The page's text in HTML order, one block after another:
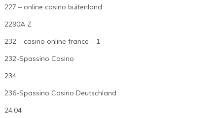
227 – online casino buitenland
2290A Z
232 – casino online france – 1
232-Spassino Casino
234
236-Spassino Casino Deutschland
24.04